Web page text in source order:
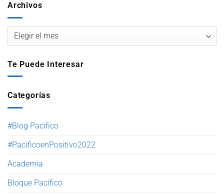
Archivos
Te Puede Interesar
Categorías
#Blog Pacífico
#PacíficoenPositivo2022
Academia
Bloque Pacífico